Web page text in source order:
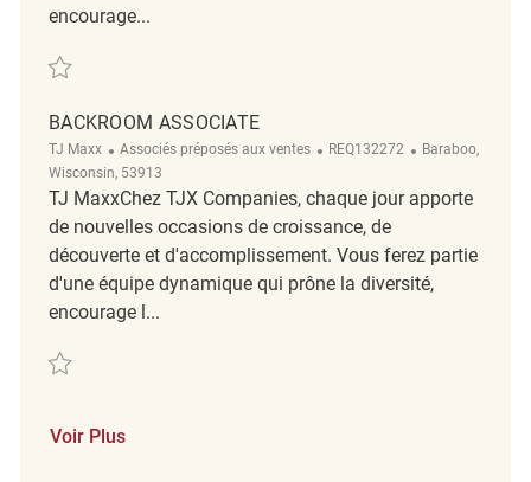
encourage...
Sauvegarder Retail Store Cleaner Early Morning - Part Time REQ105332
BACKROOM ASSOCIATE
TJ Maxx Catégorie
Associés préposés aux ventes ReqId
REQ132272 Emplacement
Baraboo,
Wisconsin, 53913
TJ MaxxChez TJX Companies, chaque jour apporte
de nouvelles occasions de croissance, de
découverte et d'accomplissement. Vous ferez partie
d'une équipe dynamique qui prône la diversité,
encourage l...
Sauvegarder Backroom Associate REQ132272
Voir Plus